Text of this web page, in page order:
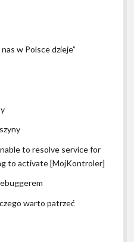
w Polsce dzieje”
to resolve service for
to activate [MojKontroler]
warto patrzeć